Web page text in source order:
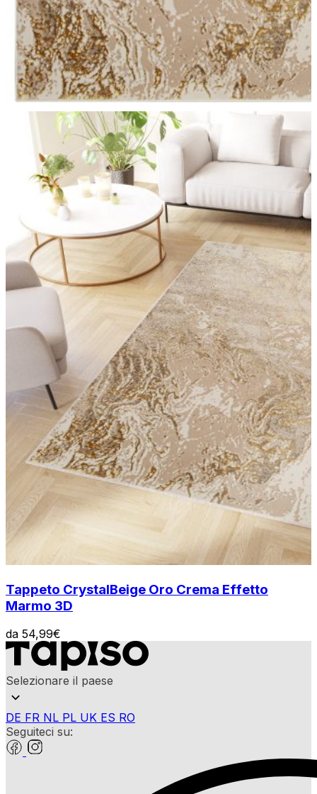
Tappeto CrystalBeige Oro Crema Effetto
Marmo 3D
da 54,99€
Selezionare il paese
DE FR NL PL UK ES RO
Seguiteci su: